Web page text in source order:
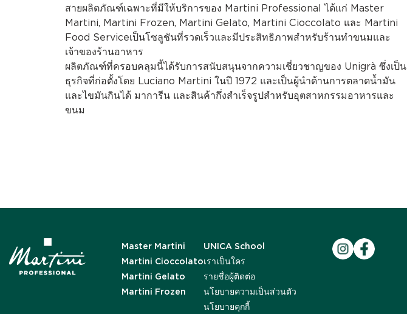
สายผลิตภัณฑ์เฉพาะที่มีให้บริการของ Martini Professional ได้แก่ Master
Martini, Martini Frozen, Martini Gelato, Martini Cioccolato และ Martini
Food Serviceเป็นโซลูชันที่รวดเร็วและมีประสิทธิภาพสำหรับร้านทำขนมและ
เจ้าของร้านอาหาร
ผลิตภัณฑ์ที่ครอบคลุมนี้ได้รับการสนับสนุนจากความเชี่ยวชาญของ Unigrà ซึ่งเป็น
ธุรกิจที่ก่อตั้งโดย Luciano Martini ในปี 1972 และเป็นผู้นำด้านการตลาดน้ำมัน
และไขมันกินได้ มาการีน และสินค้ากึ่งสำเร็จรูปสำหรับอุตสาหกรรมอาหารและ
ขนม
Master Martini
Martini Cioccolato
Martini Gelato
Martini Frozen
UNICA School
เราเป็นใคร
รายชื่อผู้ติดต่อ
นโยบายความเป็นส่วนตัว
นโยบายคุกกี้